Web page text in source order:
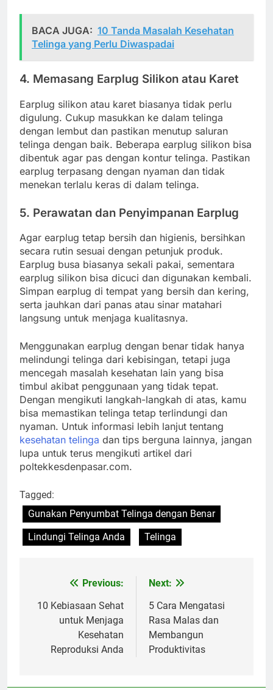
BACA JUGA: 10 Tanda Masalah Kesehatan
Telinga yang Perlu Diwaspadai
4. Memasang Earplug Silikon atau Karet
Earplug silikon atau karet biasanya tidak perlu
digulung. Cukup masukkan ke dalam telinga
dengan lembut dan pastikan menutup saluran
telinga dengan baik. Beberapa earplug silikon bisa
dibentuk agar pas dengan kontur telinga. Pastikan
earplug terpasang dengan nyaman dan tidak
menekan terlalu keras di dalam telinga.
5. Perawatan dan Penyimpanan Earplug
Agar earplug tetap bersih dan higienis, bersihkan
secara rutin sesuai dengan petunjuk produk.
Earplug busa biasanya sekali pakai, sementara
earplug silikon bisa dicuci dan digunakan kembali.
Simpan earplug di tempat yang bersih dan kering,
serta jauhkan dari panas atau sinar matahari
langsung untuk menjaga kualitasnya.
Menggunakan earplug dengan benar tidak hanya
melindungi telinga dari kebisingan, tetapi juga
mencegah masalah kesehatan lain yang bisa
timbul akibat penggunaan yang tidak tepat.
Dengan mengikuti langkah-langkah di atas, kamu
bisa memastikan telinga tetap terlindungi dan
nyaman. Untuk informasi lebih lanjut tentang
kesehatan telinga dan tips berguna lainnya, jangan
lupa untuk terus mengikuti artikel dari
poltekkesdenpasar.com.
Tagged:
Gunakan Penyumbat Telinga dengan Benar
Lindungi Telinga Anda
Telinga
Navigasi
pos
Previous:
10 Kebiasaan Sehat
untuk Menjaga
Kesehatan
Reproduksi Anda
Next:
5 Cara Mengatasi
Rasa Malas dan
Membangun
Produktivitas